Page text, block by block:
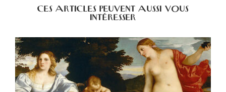
CES ARTICLES PEUVENT AUSSI VOUS
INTÉRESSER